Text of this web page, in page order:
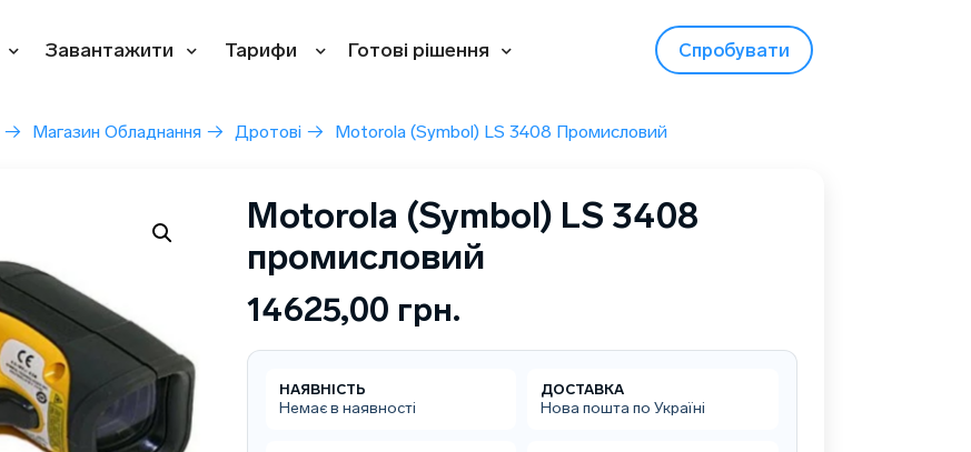
Завантажити Тарифи Готові рішення Спробувати
→ Магазин Обладнання → Дротові → Motorola (Symbol) LS 3408 Промисловий
Motorola (Symbol) LS 3408
промисловий
14625,00 грн.
НАЯВНІСТЬ
Немає в наявності
ДОСТАВКА
Нова пошта по Україні